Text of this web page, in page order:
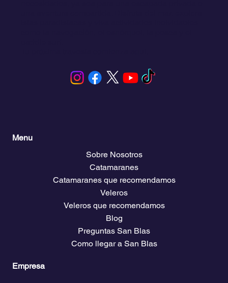
Menu
Sobre Nosotros
Catamaranes
Catamaranes que recomendamos
Veleros
Veleros que recomendamos
Blog
Preguntas San Blas
Como llegar a San Blas
Empresa